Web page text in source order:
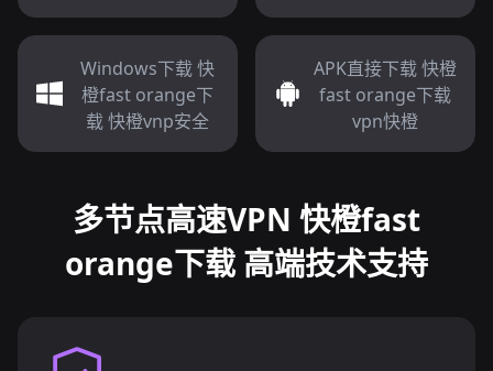
Windows下载 快
橙fast orange下
载 快橙vnp安全
APK直接下载 快橙
fast orange下载
vpn快橙
多节点高速VPN 快橙fast
orange下载 高端技术支持